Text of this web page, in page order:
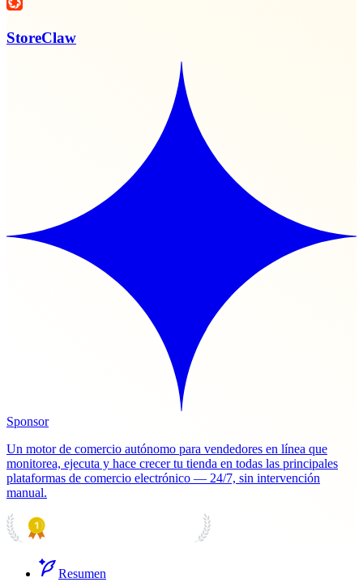
StoreClaw
Sponsor
Un motor de comercio autónomo para vendedores en línea que
monitorea, ejecuta y hace crecer tu tienda en todas las principales
plataformas de comercio electrónico — 24/7, sin intervención
manual.
Resumen